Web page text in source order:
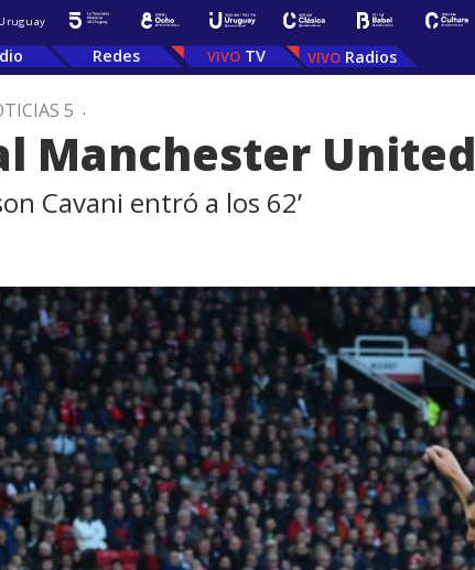
Redes TV Radios
5 .
Manchester United
Cavani entró a los 62’